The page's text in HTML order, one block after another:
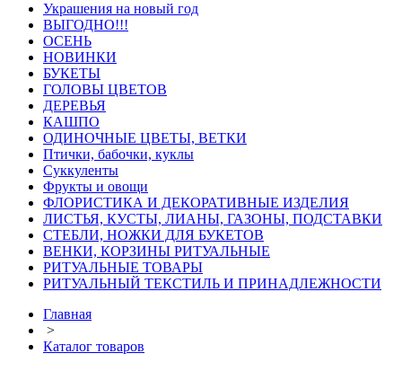
Украшения на новый год
ВЫГОДНО!!!
ОСЕНЬ
НОВИНКИ
БУКЕТЫ
ГОЛОВЫ ЦВЕТОВ
ДЕРЕВЬЯ
КАШПО
ОДИНОЧНЫЕ ЦВЕТЫ, ВЕТКИ
Птички, бабочки, куклы
Суккуленты
Фрукты и овощи
ФЛОРИСТИКА И ДЕКОРАТИВНЫЕ ИЗДЕЛИЯ
ЛИСТЬЯ, КУСТЫ, ЛИАНЫ, ГАЗОНЫ, ПОДСТАВКИ
СТЕБЛИ, НОЖКИ ДЛЯ БУКЕТОВ
ВЕНКИ, КОРЗИНЫ РИТУАЛЬНЫЕ
РИТУАЛЬНЫЕ ТОВАРЫ
РИТУАЛЬНЫЙ ТЕКСТИЛЬ И ПРИНАДЛЕЖНОСТИ
Главная
>
Каталог товаров